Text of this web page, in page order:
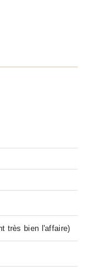
très bien l'affaire)